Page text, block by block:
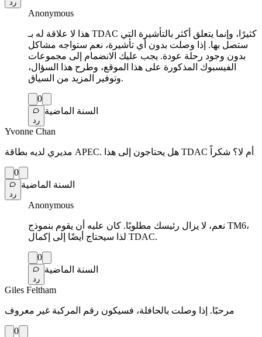
رد
Anonymous
هذا لا علاقة له بـ TDAC كثيرًا، وإنما يتعلق أكثر بالتأشيرة التي
ستصل بها. إذا وصلت بدون أي تأشيرة، نعم ستواجه مشاكل
بدون وجود رحلة عودة. يجب عليك الانضمام إلى مجموعات
الفيسبوك المذكورة على هذا الموقع، وطرح هذا السؤال،
وتوفير المزيد من السياق.
0
رد
السنة الماضية
Yvonne Chan
مديري لديه بطاقة APEC. هل يحتاجون إلى هذا TDAC أم لا؟ شكراً
0
رد
السنة الماضية
Anonymous
نعم، لا يزال رئيسك مطلوبًا. كان عليه أن يقوم بنموذج TM6،
لذا سيحتاج أيضًا إلى إكمال TDAC.
0
رد
السنة الماضية
Giles Feltham
مرحبًا. إذا وصلت بالحافلة، فسيكون رقم المركبة غير معروف
0